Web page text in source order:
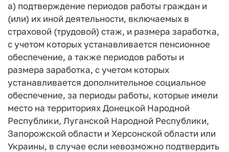
а) подтверждение периодов работы граждан и
(или) их иной деятельности, включаемых в
страховой (трудовой) стаж, и размера заработка,
с учетом которых устанавливается пенсионное
обеспечение, а также периодов работы и
размера заработка, с учетом которых
устанавливается дополнительное социальное
обеспечение, за периоды работы, которые имели
место на территориях Донецкой Народной
Республики, Луганской Народной Республики,
Запорожской области и Херсонской области или
Украины, в случае если невозможно подтвердить